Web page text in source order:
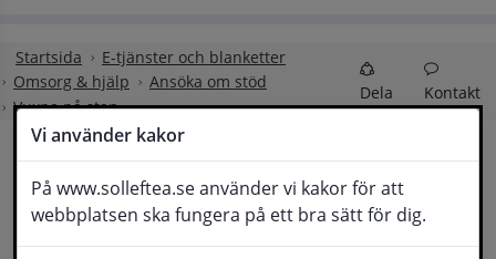
Vi använder kakor
På www.solleftea.se använder vi kakor för att
webbplatsen ska fungera på ett bra sätt för dig.
Startsida
E-tjänster och blanketter
Omsorg & hjälp
Ansöka om stöd
Vuxna på stan
Dela Kontakt
Vuxna på stan
Ökad vuxennärvaro förebygger brott och skapar en